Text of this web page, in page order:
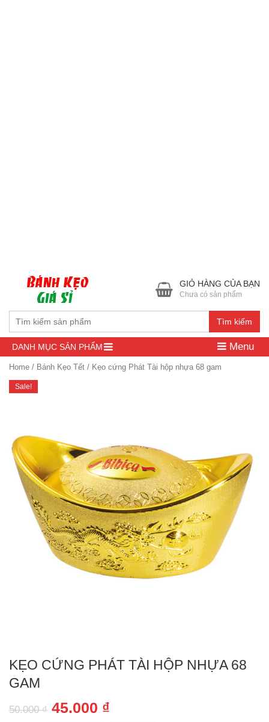
Tìm kiếm
GIỎ HÀNG CỦA BẠN
Chưa có sản phẩm
DANH MỤC SẢN PHẨM Menu
Home / Bánh Kẹo Tết / Kẹo cứng Phát Tài hộp nhựa 68 gam
Sale!
KẸO CỨNG PHÁT TÀI HỘP NHỰA 68
GAM
50.000₫ 45.000 ₫